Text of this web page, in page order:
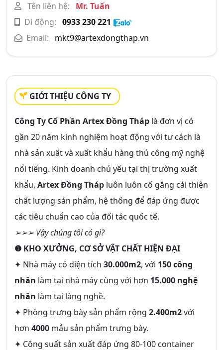
Tên liên hệ:
Mr. Tuấn
Di động: 0933 230 221
Email:
mkt9@artexdongthap.vn
GIỚI THIỆU CÔNG TY
Công Ty Cổ Phần Artex Đồng Tháp là đơn vị có
gần 20 năm kinh nghiệm hoạt động với tư cách là
nhà sản xuất và xuất khẩu hàng thủ công mỹ nghệ
nổi tiếng. Kinh doanh chủ yếu tại thị trường xuất
khẩu, Artex Đồng Tháp luôn luôn cố gắng cải thiện
chất lượng sản phẩm, hệ thống để đáp ứng được
các tiêu chuẩn cao của đối tác quốc tế.
➢➢➢ Vậy chúng tôi có gì?
❶ KHO XƯỞNG, CƠ SỞ VẬT CHẤT HIỆN ĐẠI
✦ Nhà máy có diện tích 30.000m2, với 150 công
nhân làm tại nhà máy cùng với hơn 15.000 nghệ
nhân làm tại làng nghề.
✦ Phòng trưng bày sản phẩm rộng 2.400m2với
hơn 4000 mẫu sản phẩm trưng bày.
✦ Công suất sản xuất đáp ứng 80-100 container